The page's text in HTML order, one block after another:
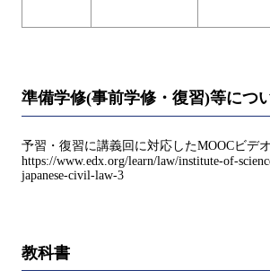
準備学修(事前学修・復習)等につ
予習・復習に講義回に対応したMOOCビデ
https://www.edx.org/learn/law/institute-of-
japanese-civil-law-3
教科書